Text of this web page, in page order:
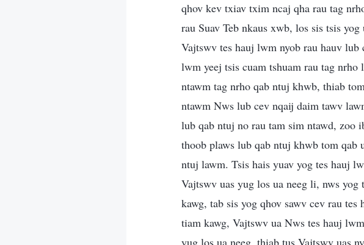
qhov kev txiav txim ncaj qha rau tag
rau Suav Teb nkaus xwb, los sis tsis
Vajtswv tes hauj lwm nyob rau hauv
lwm yeej tsis cuam tshuam rau tag
ntawm tag nrho qab ntuj khwb, thiab
ntawm Nws lub cev nqaij daim tawv
lub qab ntuj no rau tam sim ntawd, zoo
thoob plaws lub qab ntuj khwb tom qab
ntuj lawm. Tsis hais yuav yog tes hauj
Vajtswv uas yug los ua neeg li, nws yog
kawg, tab sis yog qhov sawv cev rau
tiam kawg, Vajtswv ua Nws tes hauj
yug los ua neeg, thiab tus Vajtswv uas